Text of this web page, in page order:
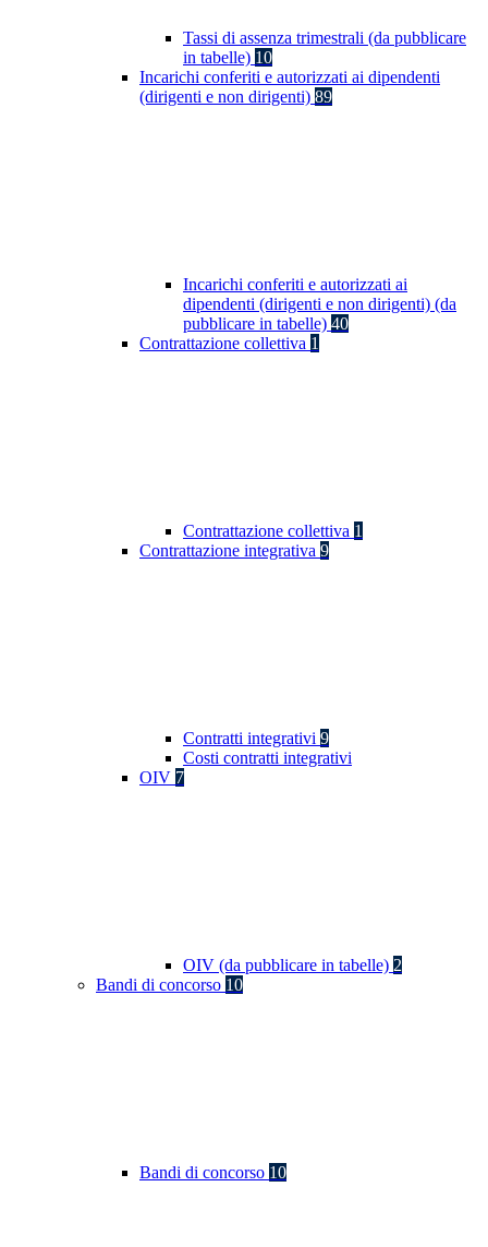
Tassi di assenza trimestrali (da pubblicare
in tabelle) 10
Incarichi conferiti e autorizzati ai dipendenti
(dirigenti e non dirigenti) 89
Incarichi conferiti e autorizzati ai
dipendenti (dirigenti e non dirigenti) (da
pubblicare in tabelle) 40
Contrattazione collettiva 1
Contrattazione collettiva 1
Contrattazione integrativa 9
Contratti integrativi 9
Costi contratti integrativi
OIV 7
OIV (da pubblicare in tabelle) 2
Bandi di concorso 10
Bandi di concorso 10